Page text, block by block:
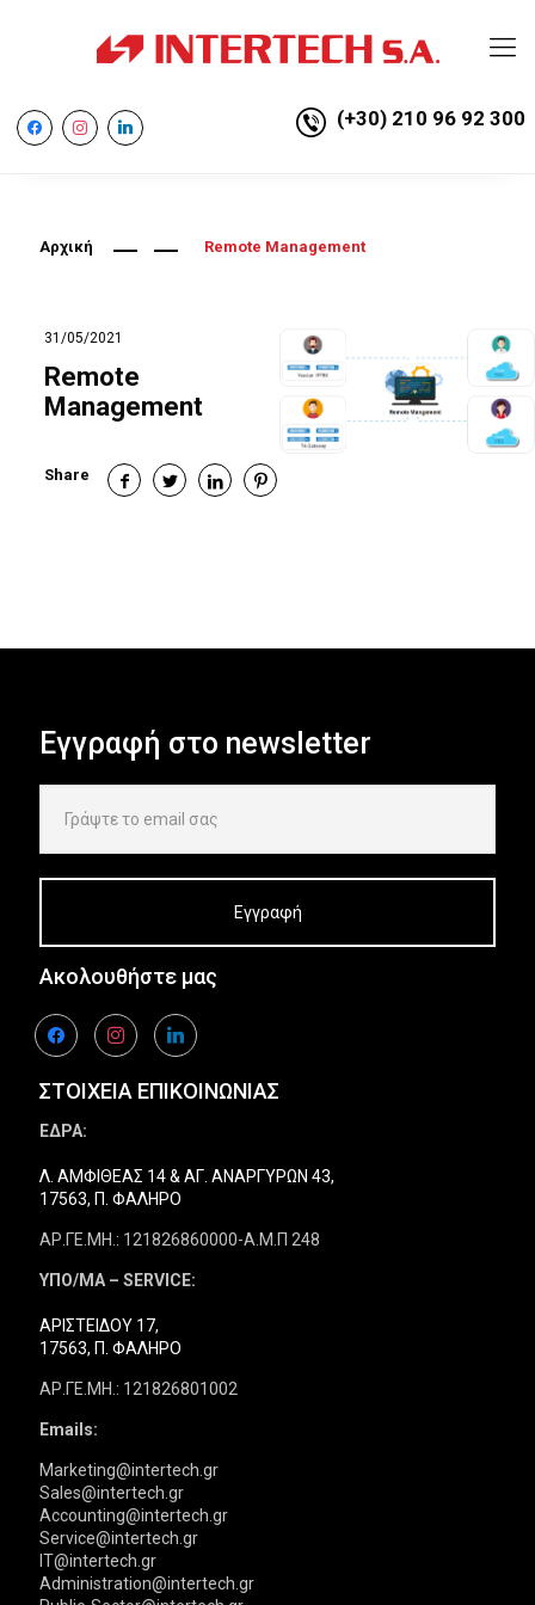
facebookinstagramlinkedin (+30) 210 96 92 300
Αρχική Remote Management
31/05/2021
Remote
Management
Share
Εγγραφή στο newsletter
Ακολουθήστε μας
facebookinstagramlinkedin
ΣΤΟΙΧΕΙΑ ΕΠΙΚΟΙΝΩΝΙΑΣ
ΕΔΡΑ:
Λ. ΑΜΦΙΘΕΑΣ 14 & ΑΓ. ΑΝΑΡΓΥΡΩΝ 43,
17563, Π. ΦΑΛΗΡΟ
ΑΡ.ΓΕ.ΜΗ.: 121826860000-Α.Μ.Π 248
ΥΠΟ/ΜΑ – SERVICE:
ΑΡΙΣΤΕΙΔΟΥ 17,
17563, Π. ΦΑΛΗΡΟ
ΑΡ.ΓΕ.ΜΗ.: 121826801002
Emails:
Marketing@intertech.gr
Sales@intertech.gr
Accounting@intertech.gr
Service@intertech.gr
IT@intertech.gr
Administration@intertech.gr